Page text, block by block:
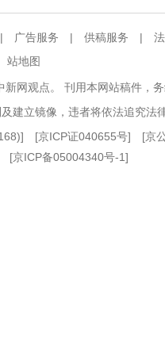
广告服务 | 供稿服务 |
站地图
网观点。 刊用本网站稿件，
建立镜像，违者将依法追究法
] [京ICP证040655号] [京
[京ICP备05004340号-1]